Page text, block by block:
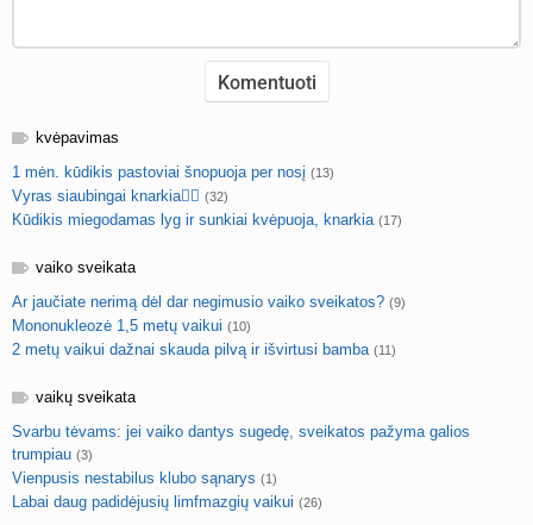
kvėpavimas
1 mėn. kūdikis pastoviai šnopuoja per nosį (13)
Vyras siaubingai knarkia🤦‍♀️ (32)
Kūdikis miegodamas lyg ir sunkiai kvėpuoja, knarkia (17)
vaiko sveikata
Ar jaučiate nerimą dėl dar negimusio vaiko sveikatos? (9)
Mononukleozė 1,5 metų vaikui (10)
2 metų vaikui dažnai skauda pilvą ir išvirtusi bamba (11)
vaikų sveikata
Svarbu tėvams: jei vaiko dantys sugedę, sveikatos pažyma galios
trumpiau (3)
Vienpusis nestabilus klubo sąnarys (1)
Labai daug padidėjusių limfmazgių vaikui (26)